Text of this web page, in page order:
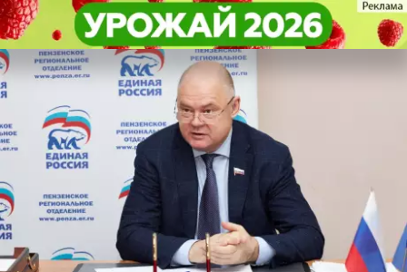
Организация «Дети войны»
поблагодарила Вадима Супикова
Политика
Организация «Дети войны»
поблагодарила Вадима Супикова
Политика
Другие новости по
теме
Погода и курсы
валют в Пензе